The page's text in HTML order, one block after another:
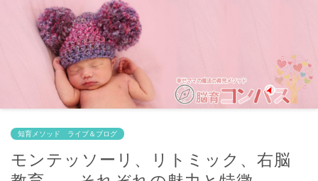
知育メソッド ライブ＆ブログ
モンテッソーリ、リトミック、右脳